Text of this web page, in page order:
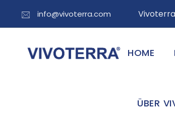
info@vivoterra.com
HOME
ÜBER